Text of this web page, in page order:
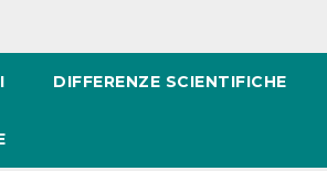
DIFFERENZE SCIENTIFICHE